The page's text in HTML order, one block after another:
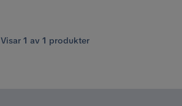
Visar 1 av 1 produkter